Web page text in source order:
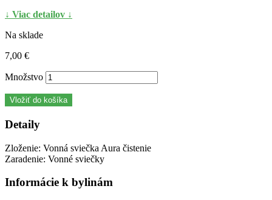
↓ Viac detailov ↓
Na sklade
7,00 €
Množstvo
Vložiť do košíka
Detaily
Zloženie: Vonná sviečka Aura čistenie
Zaradenie: Vonné sviečky
Informácie k bylinám